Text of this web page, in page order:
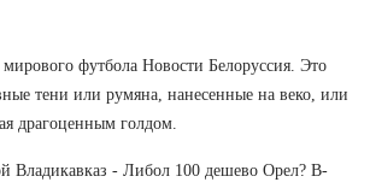
футбола Новости Белоруссия. Это
тени или румяна, нанесенные на веко, или
драгоценным голдом.
Владикавказ - Либол 100 дешево Орел? В-